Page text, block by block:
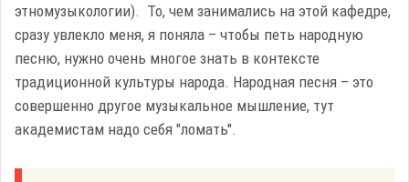
этномузыкологии). То, чем занимались на этой кафедре,
сразу увлекло меня, я поняла – чтобы петь народную
песню, нужно очень многое знать в контексте
традиционной культуры народа. Народная песня – это
совершенно другое музыкальное мышление, тут
академистам надо себя "ломать".